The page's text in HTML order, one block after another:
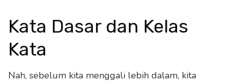
Kata Dasar dan Kelas
Kata
Nah, sebelum kita menggali lebih dalam, kita